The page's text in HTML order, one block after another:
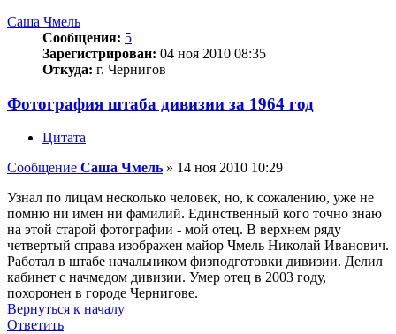
Саша Чмель
Сообщения: 5
Зарегистрирован: 04 ноя 2010 08:35
Откуда: г. Чернигов
Фотография штаба дивизии за 1964 год
Цитата
Сообщение Саша Чмель » 14 ноя 2010 10:29
Узнал по лицам несколько человек, но, к сожалению, уже не
помню ни имен ни фамилий. Единственный кого точно знаю
на этой старой фотографии - мой отец. В верхнем ряду
четвертый справа изображен майор Чмель Николай Иванович.
Работал в штабе начальником физподготовки дивизии. Делил
кабинет с начмедом дивизии. Умер отец в 2003 году,
похоронен в городе Чернигове.
Вернуться к началу
Ответить